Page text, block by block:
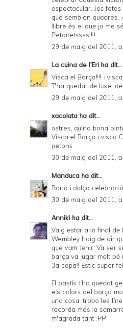
espectacular...les
que semblen
llibre és el que jo me
Petonetssss!!!!
29 de maig del 2011,
La cuina de l'Eri ha dit...
Visca el Barça!!!! i
T'ha quedat de luxe,
29 de maig del 2011,
xacolata ha dit...
ostres, quina bona
Visca el Barça i visca
petons
30 de maig del 2011,
Manduca ha dit...
Bona i dolça
30 de maig del 2011, a
Anniki ha dit...
Vaig estar a la final de
Wembley haig de dir
que vam tenir. Va ser
barça va jugar molt bé
3a copa!! Estic super
El pastís t'ha quedat
els colors del barça
una cosa, trobo les
recorda més la
m'agrada tant :PP